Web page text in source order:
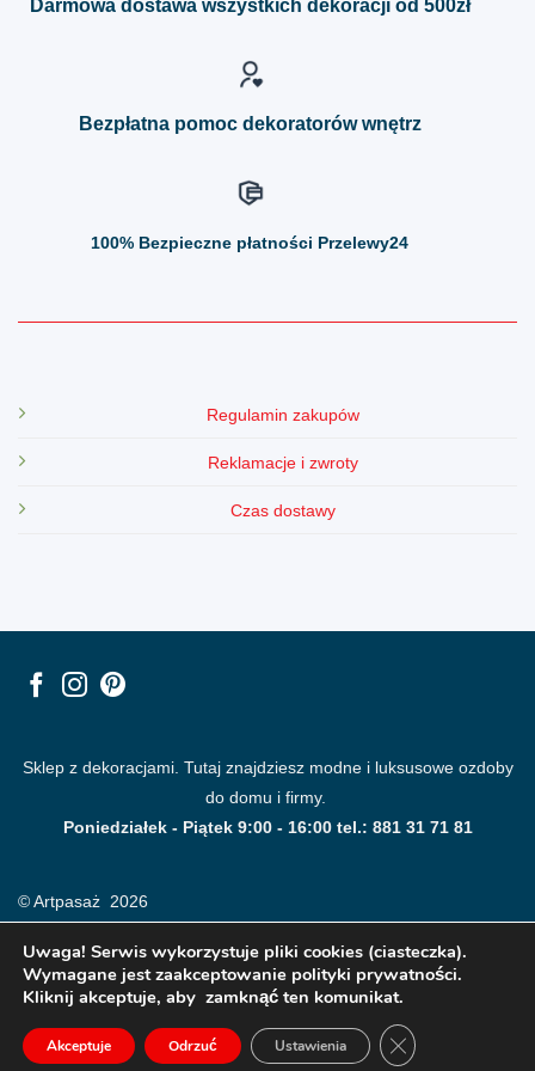
Darmowa dostawa wszystkich dekoracji od 500zł
Bezpłatna pomoc dekoratorów wnętrz
100% Bezpieczne płatności Przelewy24
Regulamin zakupów
Reklamacje i zwroty
Czas dostawy
Sklep z dekoracjami. Tutaj znajdziesz modne i luksusowe ozdoby
do domu i firmy.
Poniedziałek - Piątek 9:00 - 16:00 tel.: 881 31 71 81
© Artpasaż 2026
Modne plakaty, obrazy, fototapety i dekoracje na ściany.
Uwaga! Serwis wykorzystuje pliki cookies (ciasteczka).
Wymagane jest zaakceptowanie polityki prywatności.
Kliknij akceptuje, aby zamknąć ten komunikat.
Akceptuje Odrzuć Ustawienia ZAMKNIJ